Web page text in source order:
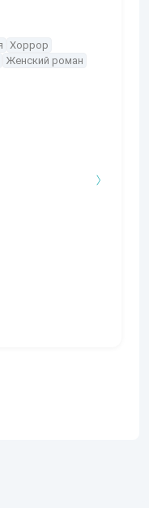
Хоррор
Женский роман
прошлого